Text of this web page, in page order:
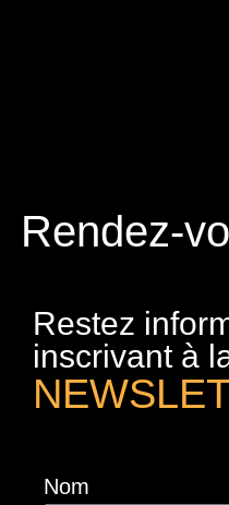
Rendez-
Restez
inscrivant à
Nom